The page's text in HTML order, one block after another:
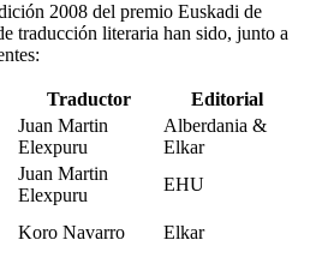
2008 del premio Euskadi de
traducción literaria han sido, junto a
Traductor
Editorial
Juan Martin
Elexpuru
Alberdania &
Elkar
Juan Martin
Elexpuru
EHU
Koro Navarro
Elkar